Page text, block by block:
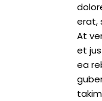
erat,
At
et
ea